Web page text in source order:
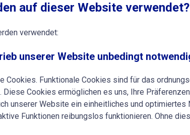
auf dieser Website verwendet?
verwendet:
unserer Website unbedingt
Cookies. Funktionale Cookies sind für das
Cookies ermöglichen es uns, Ihre
unserer Website ein einheitliches und
Funktionen reibungslos funktionieren. Ohne